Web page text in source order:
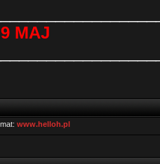
MAJ
www.helloh.pl